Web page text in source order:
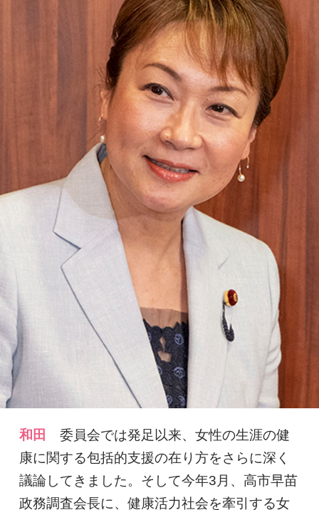
和田
委員会では発足以来、女性の生涯の健
康に関する包括的支援の在り方をさらに深く
議論してきました。そして今年3月、高市早苗
政務調査会長に、健康活力社会を牽引する女